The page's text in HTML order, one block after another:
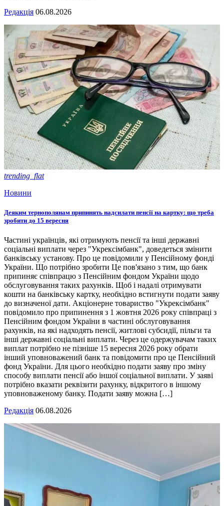
Редакція 06.08.2026
trending_flat
Новини
Деяким тернополянам припинять надсилати пенсії на картку: що треба
зробити до 15 вересня
Частині українців, які отримують пенсії та інші державні
соціальні виплати через "Укрексімбанк", доведеться змінити
банківську установу. Про це повідомили у Пенсійному фонді
України. Що потрібно зробити Це пов'язано з тим, що банк
припиняє співпрацю з Пенсійним фондом України щодо
обслуговування таких рахунків. Щоб і надалі отримувати
кошти на банківську картку, необхідно встигнути подати заяву
до визначеної дати. Акціонерне товариство "Укрексімбанк"
повідомило про припинення з 1 жовтня 2026 року співпраці з
Пенсійним фондом України в частині обслуговування
рахунків, на які надходять пенсії, житлові субсидії, пільги та
інші державні соціальні виплати. Через це одержувачам таких
виплат потрібно не пізніше 15 вересня 2026 року обрати
інший уповноважений банк та повідомити про це Пенсійний
фонд України. Для цього необхідно подати заяву про зміну
способу виплати пенсії або іншої соціальної виплати. У заяві
потрібно вказати реквізити рахунку, відкритого в іншому
уповноваженому банку. Подати заяву можна […]
Редакція 06.08.2026